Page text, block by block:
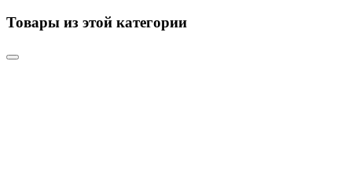
Товары из этой категории